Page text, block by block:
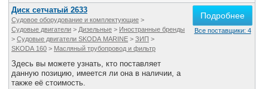
Диск сетчатый 2633
Судовое оборудование и комплектующие >
Судовые двигатели > Дизельные > Иностранные бренды
> Судовые двигатели SKODA MARINE > ЗИП >
SKODA 160 > Масляный трубопровод и фильтр
Здесь вы можете узнать, кто поставляет
данную позицию, имеется ли она в наличии, а
также её стоимость.
Подробнее
Все поставщики: 4